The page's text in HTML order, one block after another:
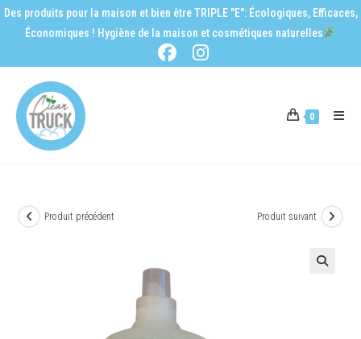
Des produits pour la maison et bien être TRIPLE "E": Écologiques, Efficaces,
Économiques ! Hygiène de la maison et cosmétiques naturelles
0
Produit précédent Produit suivant